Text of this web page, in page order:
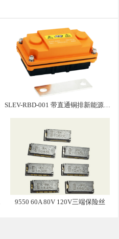
SLEV-RBD-001 带直通铜排新能源汽车手动维修盒子
9550 60A 80V 120V三端保险丝